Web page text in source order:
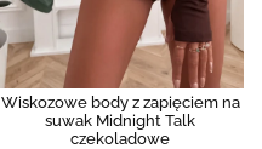
Wiskozowe body z zapięciem na
suwak Midnight Talk
czekoladowe